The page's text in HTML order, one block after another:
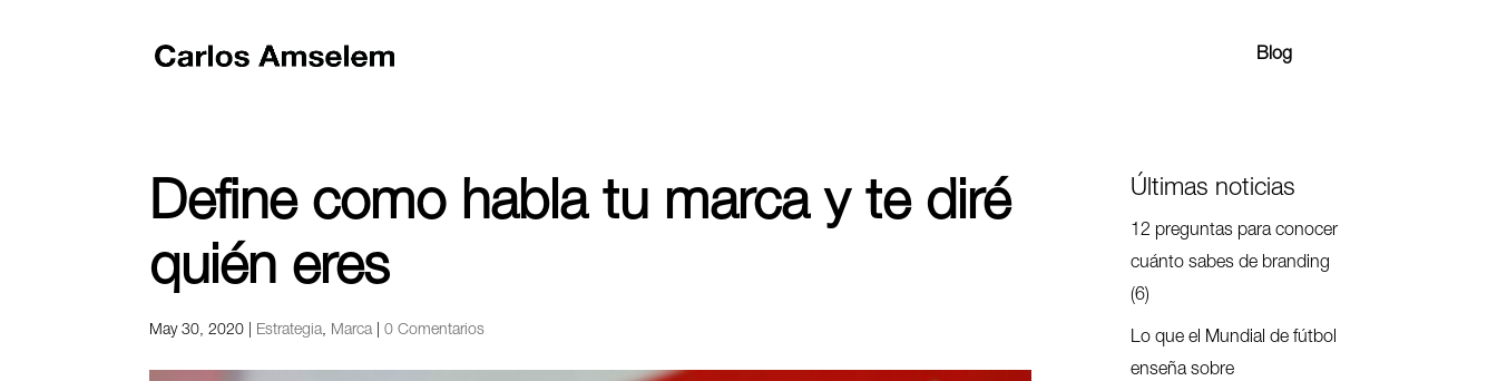
Blog
Define como habla tu marca y te diré
quién eres
May 30, 2020 Estrategia, Marca |0 Comentarios
Últimas noticias
12 preguntas para conocer
cuánto sabes de branding
(6)
Lo que el Mundial de fútbol
enseña sobre